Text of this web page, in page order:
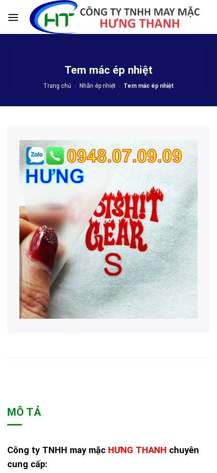
Tem mác ép nhiệt
Trang chủ - Nhãn ép nhiệt - Tem mác ép nhiệt
MÔ TẢ
Công ty TNHH may mặc HƯNG THANH chuyên
cung cấp: